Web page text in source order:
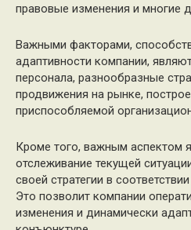
правовые изменения и многие
Важными факторами,
адаптивности компании,
персонала, разнообразные
продвижения на рынке,
приспособляемой
Кроме того, важным аспектом
отслеживание текущей
своей стратегии в
Это позволит компании
изменения и динамически